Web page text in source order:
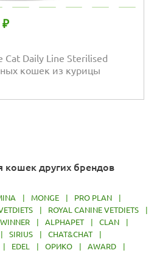
₽
Daily Line Sterilised
кошек из курицы
кошек других брендов
| MONGE | PRO PLAN
|
| ROYAL CANINE VETDIETS
|
WINNER | ALPHAPET | CLAN
|
| SIRIUS | CHAT&CHAT
|
| EDEL | ОРИКО | AWARD
|